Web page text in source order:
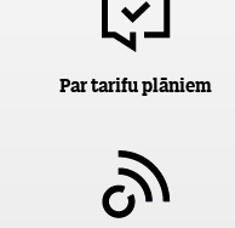
Par tarifu plāniem